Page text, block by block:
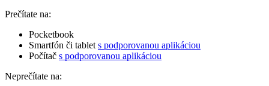
Prečítate na:
Pocketbook
Smartfón či tablet s podporovanou aplikáciou
Počítač s podporovanou aplikáciou
Neprečítate na: